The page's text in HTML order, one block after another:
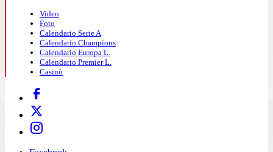
Video
Foto
Calendario Serie A
Calendario Champions
Calendario Europa L.
Calendario Premier L.
Casinò